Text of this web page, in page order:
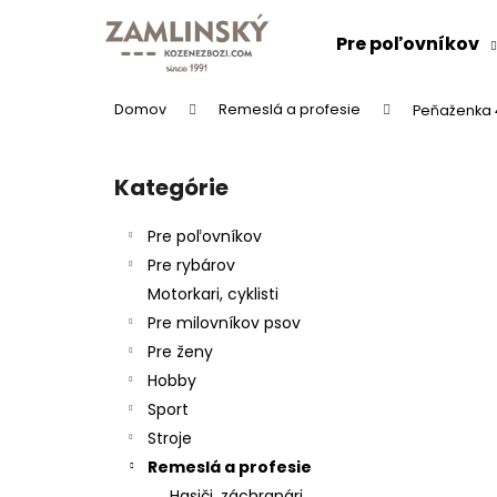
Pre poľovníkov
Domov Remeslá a profesie
Preskočiť
kategórie
Kategórie
Pre poľovníkov
Pre rybárov
Motorkari, cyklisti
Pre milovníkov psov
Pre ženy
Hobby
Sport
Stroje
Remeslá a profesie
obchodu
obchodu
KOŽENÝ OPASOK "LOVU ZDAR"
26 €